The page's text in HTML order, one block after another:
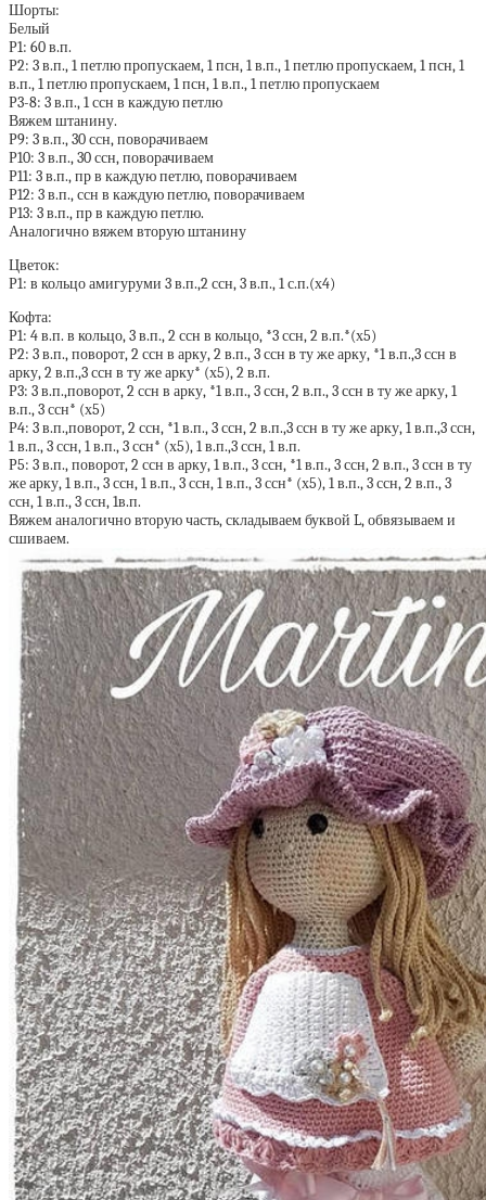
Шорты:
Белый
Р1: 60 в.п.
Р2: 3 в.п., 1 петлю пропускаем, 1 псн, 1 в.п., 1 петлю пропускаем, 1 псн, 1
в.п., 1 петлю пропускаем, 1 псн, 1 в.п., 1 петлю пропускаем
Р3-8: 3 в.п., 1 ссн в каждую петлю
Вяжем штанину.
Р9: 3 в.п., 30 ссн, поворачиваем
Р10: 3 в.п., 30 ссн, поворачиваем
Р11: 3 в.п., пр в каждую петлю, поворачиваем
Р12: 3 в.п., ссн в каждую петлю, поворачиваем
Р13: 3 в.п., пр в каждую петлю.
Аналогично вяжем вторую штанину
Цветок:
Р1: в кольцо амигуруми 3 в.п.,2 ссн, 3 в.п., 1 с.п.(х4)
Кофта:
Р1: 4 в.п. в кольцо, 3 в.п., 2 ссн в кольцо, *3 ссн, 2 в.п.*(х5)
Р2: 3 в.п., поворот, 2 ссн в арку, 2 в.п., 3 ссн в ту же арку, *1 в.п.,3 ссн в
арку, 2 в.п.,3 ссн в ту же арку* (х5), 2 в.п.
Р3: 3 в.п.,поворот, 2 ссн в арку, *1 в.п., 3 ссн, 2 в.п., 3 ссн в ту же арку, 1
в.п., 3 ссн* (х5)
Р4: 3 в.п.,поворот, 2 ссн, *1 в.п., 3 ссн, 2 в.п.,3 ссн в ту же арку, 1 в.п.,3 ссн,
1 в.п., 3 ссн, 1 в.п., 3 ссн* (х5), 1 в.п.,3 ссн, 1 в.п.
Р5: 3 в.п., поворот, 2 ссн в арку, 1 в.п., 3 ссн, *1 в.п., 3 ссн, 2 в.п., 3 ссн в ту
же арку, 1 в.п., 3 ссн, 1 в.п., 3 ссн, 1 в.п., 3 ссн* (х5), 1 в.п., 3 ссн, 2 в.п., 3
ссн, 1 в.п., 3 ссн, 1в.п.
Вяжем аналогично вторую часть, складываем буквой L, обвязываем и
сшиваем.